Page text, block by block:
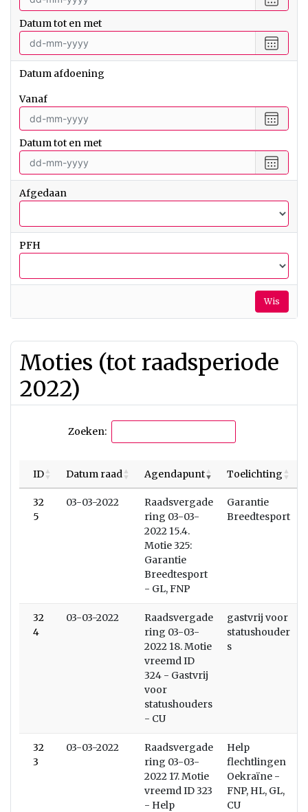
een
vanaf
Datum tot en met
een
met
Datum afdoening
vanaf
een
vanaf
Datum tot en met
een
tot
en
met
Afgedaan
PFH
Wis
Moties (tot raadsperiode
2022)
Zoeken:
ID Datum raad Agendapunt Toelichting
32
5
03-03-2022
Raadsvergade
ring 03-03-
2022 15.4.
Motie 325:
Garantie
Breedtesport
- GL, FNP
Garantie
Breedtesport
32
4
03-03-2022
Raadsvergade
ring 03-03-
2022 18. Motie
vreemd ID
324 - Gastvrij
voor
statushouders
- CU
gastvrij voor
statushouder
s
32
3
03-03-2022
Raadsvergade
ring 03-03-
2022 17. Motie
vreemd ID 323
- Help
Help
flechtlingen
Oekraïne -
FNP, HL, GL,
CU